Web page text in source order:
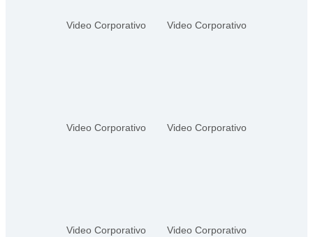
Video Corporativo Video Corporativo
Video Corporativo Video Corporativo
Video Corporativo Video Corporativo